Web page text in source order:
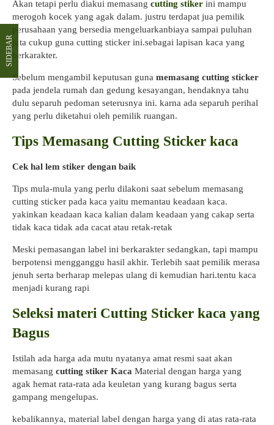
Akan tetapi perlu diakui memasang cutting stiker ini mampu
merogoh kocek yang agak dalam. justru terdapat jua pemilik
perusahaan yang bersedia mengeluarkanbiaya sampai puluhan
juta cukup guna cutting sticker ini.sebagai lapisan kaca yang
berkarakter.
Sebelum mengambil keputusan guna memasang cutting sticker
pada jendela rumah dan gedung kesayangan, hendaknya tahu
dulu separuh pedoman seterusnya ini. karna ada separuh perihal
yang perlu diketahui oleh pemilik ruangan.
Tips Memasang Cutting Sticker kaca
Cek hal lem stiker dengan baik
Tips mula-mula yang perlu dilakoni saat sebelum memasang
cutting sticker pada kaca yaitu memantau keadaan kaca.
yakinkan keadaan kaca kalian dalam keadaan yang cakap serta
tidak kaca tidak ada cacat atau retak-retak
Meski pemasangan label ini berkarakter sedangkan, tapi mampu
berpotensi mengganggu hasil akhir. Terlebih saat pemilik merasa
jenuh serta berharap melepas ulang di kemudian hari.tentu kaca
menjadi kurang rapi
Seleksi materi Cutting Sticker kaca yang
Bagus
Istilah ada harga ada mutu nyatanya amat resmi saat akan
memasang cutting stiker Kaca Material dengan harga yang
agak hemat rata-rata ada keuletan yang kurang bagus serta
gampang mengelupas.
kebalikannya, material label dengan harga yang di atas rata-rata
SIDEBAR